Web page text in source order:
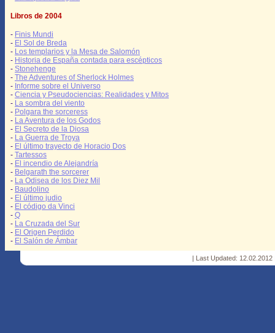
Libros de 2004
- Finis Mundi
- El Sol de Breda
- Los templarios y la Mesa de Salomón
- Historia de España contada para escépticos
- Stonehenge
- The Adventures of Sherlock Holmes
- Informe sobre el Universo
- Ciencia y Pseudociencias: Realidades y Mitos
- La sombra del viento
- Polgara the sorceress
- La Aventura de los Godos
- El Secreto de la Diosa
- La Guerra de Troya
- El último trayecto de Horacio Dos
- Tartessos
- El incendio de Alejandría
- Belgarath the sorcerer
- La Odisea de los Diez Mil
- Baudolino
- El último judio
- El código da Vinci
- Q
- La Cruzada del Sur
- El Origen Perdido
- El Salón de Ámbar
| Last Updated: